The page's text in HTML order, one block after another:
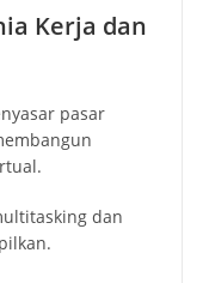
Kerja dan
pasar
dan